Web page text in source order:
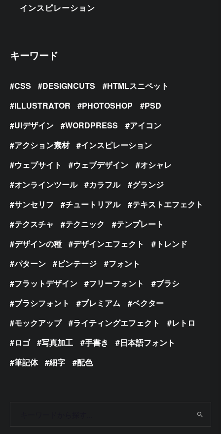
インスピレーション
キーワード
CSS DESIGNCUTS
HTMLスニペット
ILLUSTRATOR
PHOTOSHOP
PSD
UIデザイン
WORDPRESS
アイコン
アクション素材
インスピレーション
ウェブサイト
ウェブデザイン
オシャレ
オンラインツール
カラフル
グランジ
サンセリフ
チュートリアル
テキストエフェクト
テクスチャ
テクニック
テンプレート
デザインの種
デザインエフェクト
トレンド
パターン
ビンテージ
フォント
フラットデザイン
フリーフォント
ブラシ
ブラシフォント
プレミアム
ベクター
モックアップ
ライティングエフェクト
レトロ
ロゴ
写真加工 手書き
日本語フォント
筆記体
細字 配色